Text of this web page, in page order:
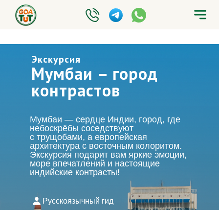
Экскурсия
Мумбаи – город
контрастов
Мумбаи — сердце Индии, город, где
небоскрёбы соседствуют
с трущобами, а европейская
архитектура с восточным колоритом.
Экскурсия подарит вам яркие эмоции,
море впечатлений и настоящие
индийские контрасты!
Русскоязычный гид